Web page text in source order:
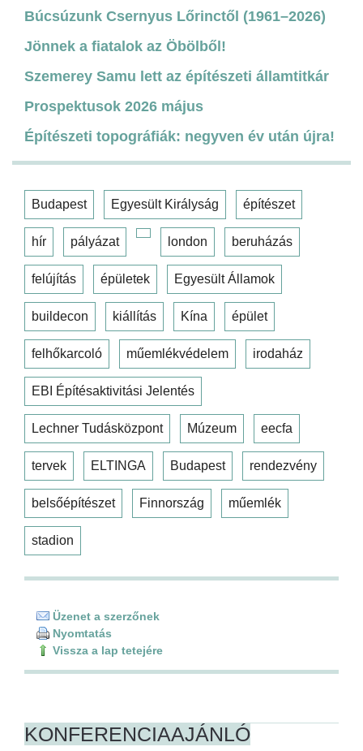
Búcsúzunk Csernyus Lőrinctől (1961–2026)
Jönnek a fiatalok az Öbölből!
Szemerey Samu lett az építészeti államtitkár
Prospektusok 2026 május
Építészeti topográfiák: negyven év után újra!
Budapest Egyesült Királyság építészet
hír pályázat london beruházás
felújítás épületek Egyesült Államok
buildecon kiállítás Kína épület
felhőkarcoló műemlékvédelem irodaház
EBI Építésaktivitási Jelentés
Lechner Tudásközpont Múzeum eecfa
tervek ELTINGA Budapest rendezvény
belsőépítészet Finnország műemlék
stadion
Üzenet a szerzőnek
Nyomtatás
Vissza a lap tetejére
KONFERENCIAAJÁNLÓ